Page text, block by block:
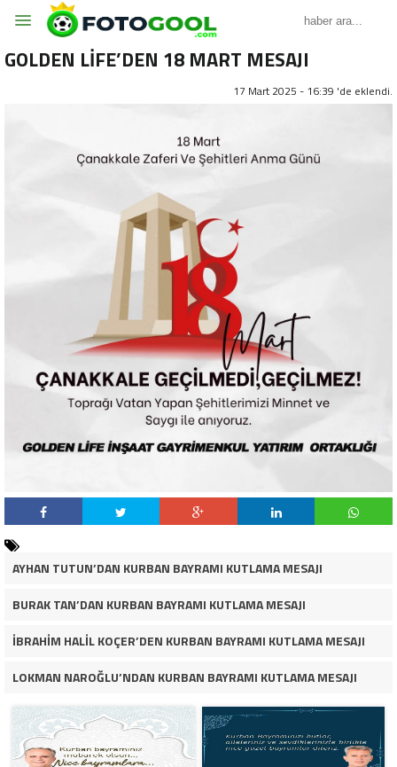
GOLDEN LİFE’DEN 18 MART MESAJI
17 Mart 2025 - 16:39 'de eklendi.
AYHAN TUTUN’DAN KURBAN BAYRAMI KUTLAMA MESAJI
BURAK TAN’DAN KURBAN BAYRAMI KUTLAMA MESAJI
İBRAHİM HALİL KOÇER’DEN KURBAN BAYRAMI KUTLAMA MESAJI
LOKMAN NAROĞLU’NDAN KURBAN BAYRAMI KUTLAMA MESAJI